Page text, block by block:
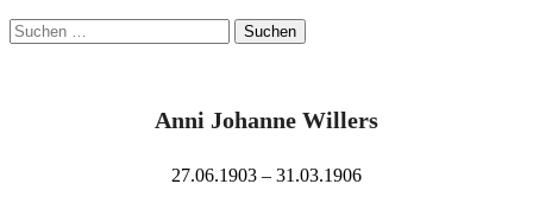
Suchen
nach:
Anni Johanne Willers
27.06.1903 – 31.03.1906